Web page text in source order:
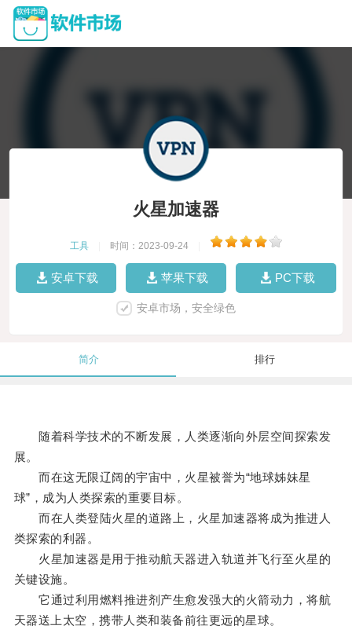
火星加速器
工具 时间：2023-09-24
安卓下载 苹果下载 PC下载
安卓市场，安全绿色
简介 排行
随着科学技术的不断发展，人类逐渐向外层空间探索发
展。
而在这无限辽阔的宇宙中，火星被誉为“地球姊妹星
球”，成为人类探索的重要目标。
而在人类登陆火星的道路上，火星加速器将成为推进人
类探索的利器。
火星加速器是用于推动航天器进入轨道并飞行至火星的
关键设施。
它通过利用燃料推进剂产生愈发强大的火箭动力，将航
天器送上太空，携带人类和装备前往更远的星球。